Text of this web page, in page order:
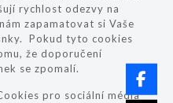
rychlost odezvy na
zapamatovat si Vaše
Pokud tyto cookies
že doporučení
se zpomalí.
pro sociální média